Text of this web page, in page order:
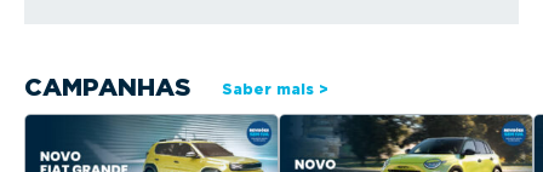
CAMPANHAS Saber mais >